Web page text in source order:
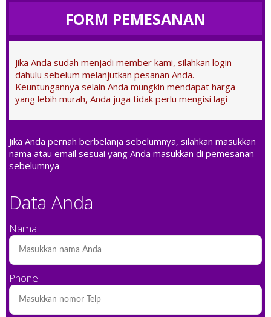
FORM PEMESANAN
Jika Anda sudah menjadi member kami, silahkan login
dahulu sebelum melanjutkan pesanan Anda.
Keuntungannya selain Anda mungkin mendapat harga
yang lebih murah, Anda juga tidak perlu mengisi lagi
Jika Anda pernah berbelanja sebelumnya, silahkan masukkan
nama atau email sesuai yang Anda masukkan di pemesanan
sebelumnya
Data Anda
Nama
Phone